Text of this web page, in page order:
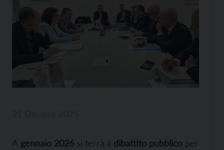
A gennaio 2026 si terrà il dibattito pubblico per